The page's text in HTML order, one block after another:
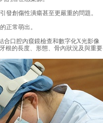
創傷性潰瘍甚至更嚴重的問題。
正常萌出。
口腔內窺鏡檢查和數字化X光影像
根的長度、形態、骨內狀況及與重要